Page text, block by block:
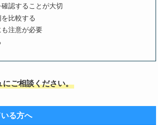
認することが大切
比較する
注意が必要
にご相談ください。
る方へ